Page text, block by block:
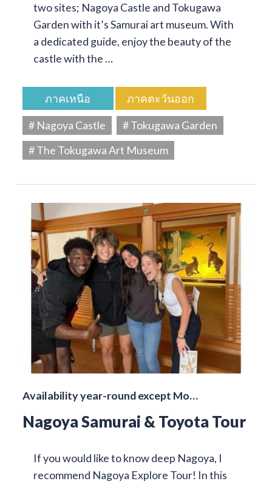
two sites; Nagoya Castle and Tokugawa
Garden with it’s Samurai art museum. With
a dedicated guide, enjoy the beauty of the
castle with the …
ภาคเหนือ
ภาคตะวันออก
# Nagoya Castle
# Tokugawa Garden
# The Tokugawa Art Museum
Availability year-round except Mo…
Nagoya Samurai & Toyota Tour
If you would like to know deep Nagoya, I
recommend Nagoya Explore Tour! In this